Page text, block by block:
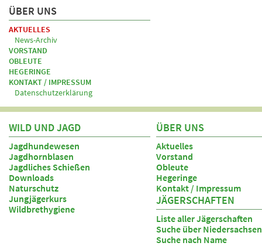
ÜBER UNS
AKTUELLES
News-Archiv
VORSTAND
OBLEUTE
HEGERINGE
KONTAKT / IMPRESSUM
Datenschutzerklärung
WILD UND JAGD
Jagdhundewesen
Jagdhornblasen
Jagdliches Schießen
Downloads
Naturschutz
Jungjägerkurs
Wildbrethygiene
ÜBER UNS
Aktuelles
Vorstand
Obleute
Hegeringe
Kontakt / Impressum
JÄGERSCHAFTEN
Liste aller Jägerschaften
Suche über
Suche nach Name